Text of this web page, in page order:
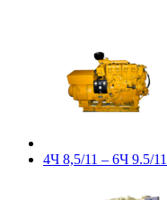
4Ч 8,5/11 – 6Ч 9.5/11